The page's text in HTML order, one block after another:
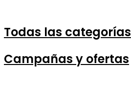
Todas las categorías
Campañas y ofertas